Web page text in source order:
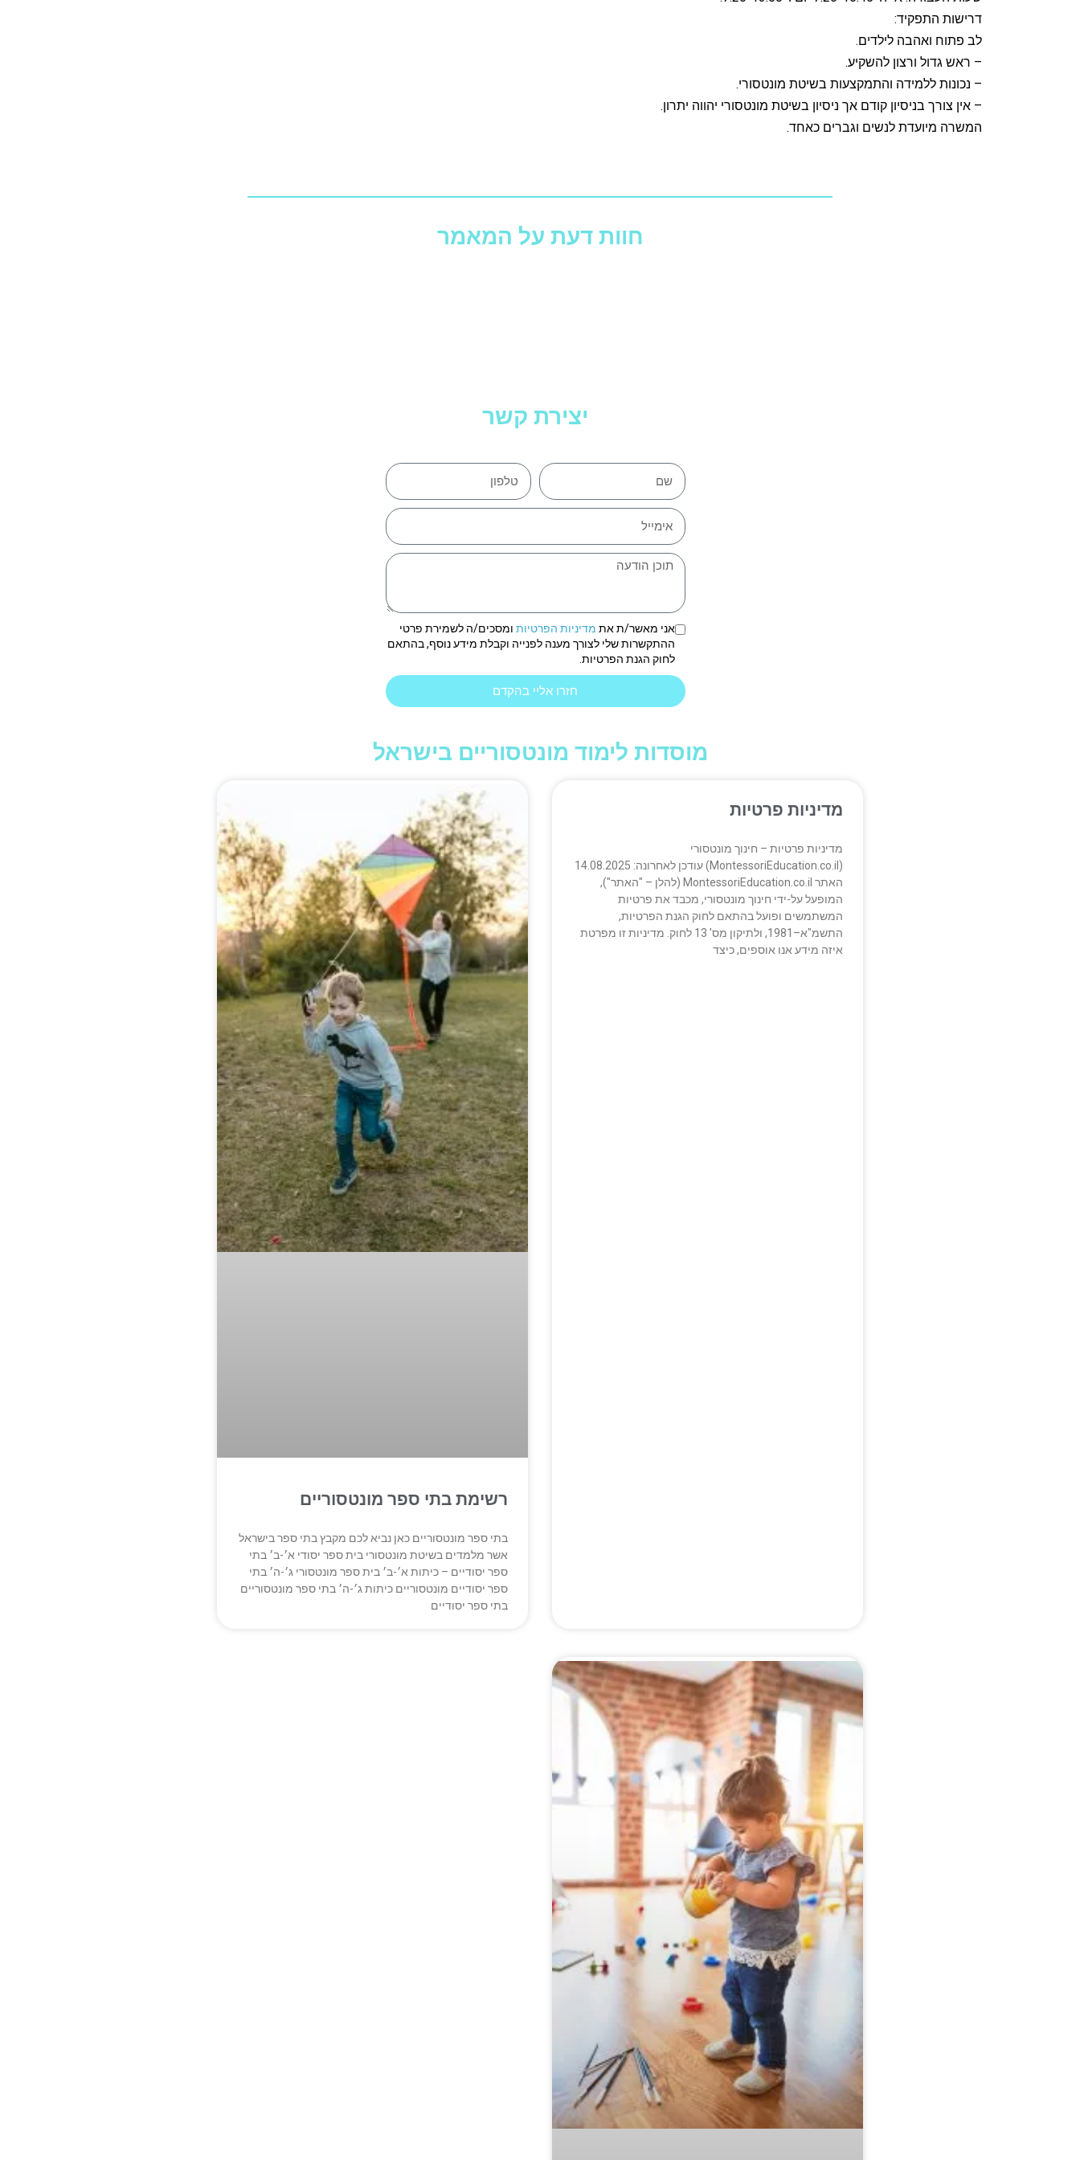
דרישות התפקיד:
לב פתוח ואהבה לילדים.
– ראש גדול ורצון להשקיע.
– נכונות ללמידה והתמקצעות בשיטת מונטסורי.
– אין צורך בניסיון קודם אך ניסיון בשיטת מונטסורי יהווה יתרון.
המשרה מיועדת לנשים וגברים כאחד.
חוות דעת על המאמר
יצירת קשר
אני מאשר/ת את מדיניות הפרטיותומסכים/ה לשמירת פרטי
ההתקשרות שלי לצורך מענה לפנייה וקבלת מידע נוסף, בהתאם
לחוק הגנת הפרטיות.
חזרו אליי בהקדם
מוסדות לימוד מונטסוריים בישראל
מדיניות פרטיות
מדיניות פרטיות – חינוך מונטסורי
(MontessoriEducation.co.il) עודכן לאחרונה: 14.08.2025
האתר MontessoriEducation.co.il (להלן – "האתר"),
המופעל על-ידי חינוך מונטסורי, מכבד את פרטיות
המשתמשים ופועל בהתאם לחוק הגנת הפרטיות,
התשמ"א–1981, ולתיקון מס' 13 לחוק. מדיניות זו מפרטת
איזה מידע אנו אוספים, כיצד
רשימת בתי ספר מונטסוריים
בתי ספר מונטסוריים כאן נביא לכם מקבץ בתי ספר בישראל
אשר מלמדים בשיטת מונטסורי בית ספר יסודי א׳-ב׳ בתי
ספר יסודיים – כיתות א׳-ב׳ בית ספר מונטסורי ג׳-ה׳ בתי
ספר יסודיים מונטסוריים כיתות ג׳-ה׳ בתי ספר מונטסוריים
בתי ספר יסודיים